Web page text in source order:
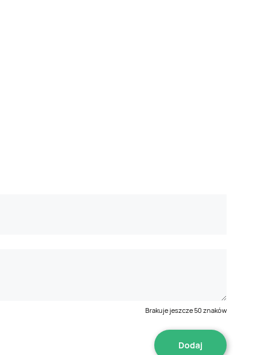
Brakuje jeszcze50 znaków